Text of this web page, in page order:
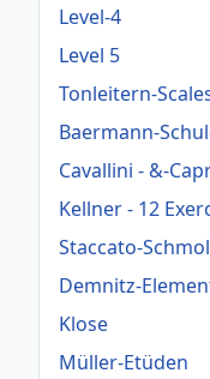
Level-4
Level 5
Tonleitern-
Baermann-
Cavallini - &-
Kellner - 12
Staccato-
Demnitz-
Klose
Müller-Etüden